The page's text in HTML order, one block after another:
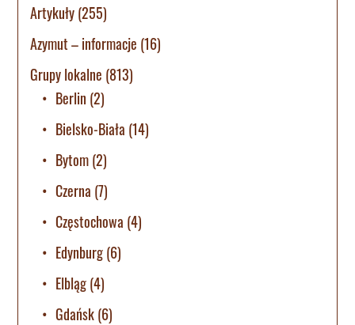
Artykuły(255)
Azymut – informacje (16)
Grupy lokalne (813)
Berlin (2)
Bielsko-Biała (14)
Bytom(2)
Czerna (7)
Częstochowa (4)
Edynburg(6)
Elbląg(4)
Gdańsk(6)